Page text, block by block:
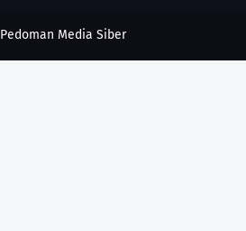
Pedoman Media Siber